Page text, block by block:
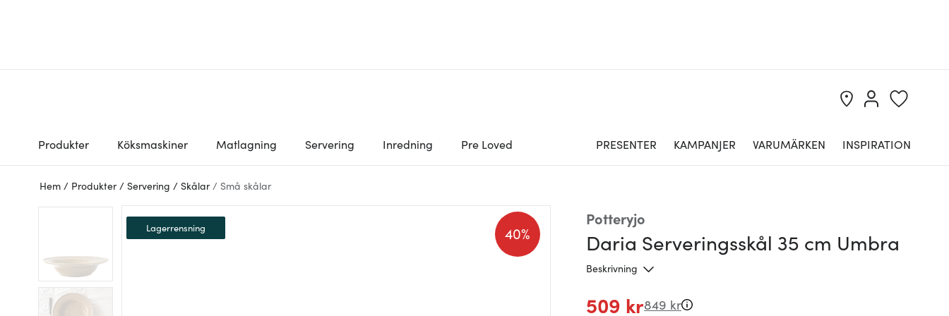
Produkter Köksmaskiner Matlagning Servering Inredning Pre Loved PRESENTER KAMPANJER VARUMÄRKEN INSPIRATION
Hem / Produkter / Servering / Skålar / Små skålar
Potteryjo
Daria Serveringsskål 35 cm Umbra
Beskrivning
40%
Lagerrensning
509 kr849 kr